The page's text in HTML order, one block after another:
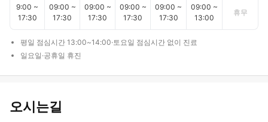
9:00 ~
17:30
09:00 ~
17:30
09:00 ~
17:30
09:00 ~
17:30
09:00 ~
17:30
09:00 ~
13:00
휴무
평일 점심시간 13:00~14:00·토요일 점심시간 없이 진료
일요일·공휴일 휴진
오시는길